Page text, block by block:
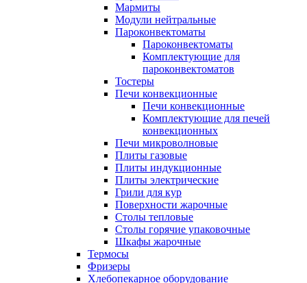
Мармиты
Модули нейтральные
Пароконвектоматы
Пароконвектоматы
Комплектующие для
пароконвектоматов
Тостеры
Печи конвекционные
Печи конвекционные
Комплектующие для печей
конвекционных
Печи микроволновые
Плиты газовые
Плиты индукционные
Плиты электрические
Грили для кур
Поверхности жарочные
Столы тепловые
Столы горячие упаковочные
Шкафы жарочные
Термосы
Фризеры
Хлебопекарное оборудование